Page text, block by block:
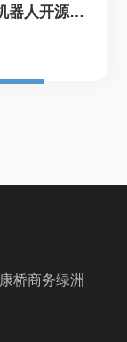
器人开源
桥商务绿洲